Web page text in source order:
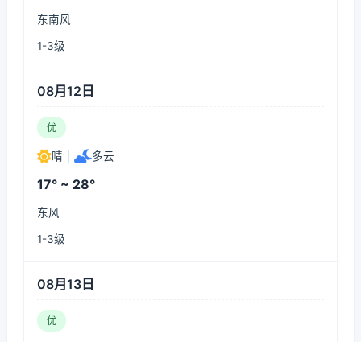
东南风
1-3级
08月12日
优
晴 多云
17° ~ 28°
东风
1-3级
08月13日
优